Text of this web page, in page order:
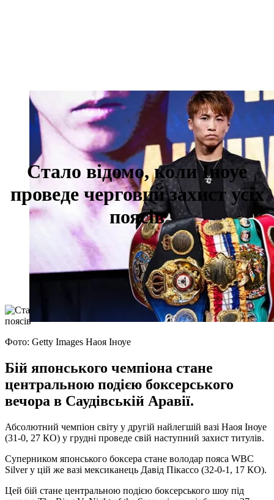
Стало відомо, коли Іноуе
проведе черговий захист усіх
поясів
Фото: Getty Images Наоя Іноуе
Бій японського чемпіона стане
центральною подією боксерського
вечора в Саудівській Аравії.
Абсолютний чемпіон світу у другій найлегшій вазі Наоя Іноуе
(31-0, 27 КО) у грудні проведе свій наступний захист титулів.
Суперником японського боксера стане володар пояса WBC
Silver у цій же вазі мексиканець Давід Пікассо (32-0-1, 17 КО).
Цей бій стане центральною подією боксерського шоу під